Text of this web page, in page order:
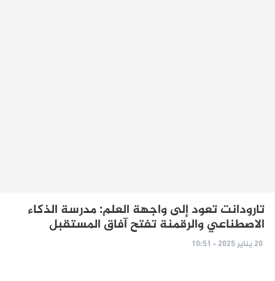
تارودانت تعود إلى واجهة العلم: مدرسة الذكاء
الاصطناعي والرقمنة تفتح آفاق المستقبل
20 يناير 2025 - 10:51